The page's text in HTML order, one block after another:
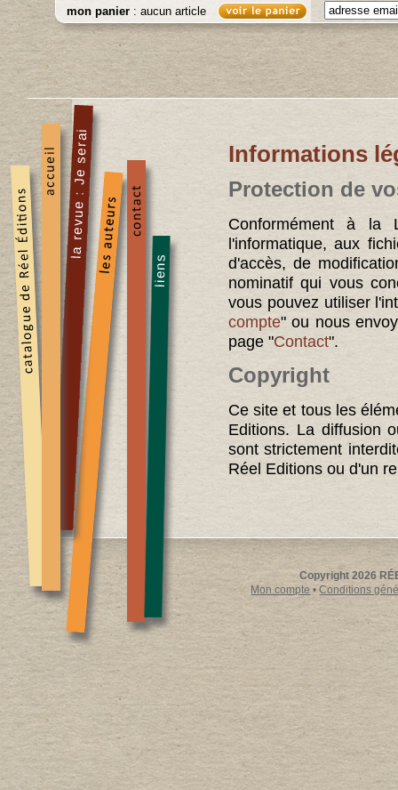
mon panier : aucun article
Informations
Protection de
Conformément à
l'informatique, aux
d'accès, de
nominatif qui vous
vous pouvez utiliser
compte" ou nous
page "Contact".
Copyright
Ce site et tous les
Editions. La diffusion
sont strictement
Réel Editions ou d'un
Copyright 2026
Mon compte •Conditions